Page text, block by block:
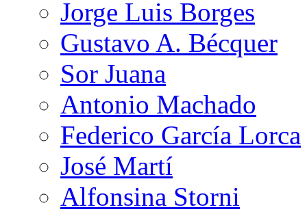
Jorge Luis Borges
Gustavo A. Bécquer
Sor Juana
Antonio Machado
Federico García Lorca
José Martí
Alfonsina Storni